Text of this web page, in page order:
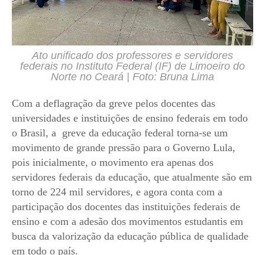
Ato unificado dos professores e servidores
federais no Instituto Federal (IF) de Limoeiro do
Norte no Ceará | Foto: Bruna Lima
Com a deflagração da greve pelos docentes das
universidades e instituições de ensino federais em todo
o Brasil, a greve da educação federal torna-se um
movimento de grande pressão para o Governo Lula,
pois inicialmente, o movimento era apenas dos
servidores federais da educação, que atualmente são em
torno de 224 mil servidores, e agora conta com a
participação dos docentes das instituições federais de
ensino e com a adesão dos movimentos estudantis em
busca da valorização da educação pública de qualidade
em todo o país.